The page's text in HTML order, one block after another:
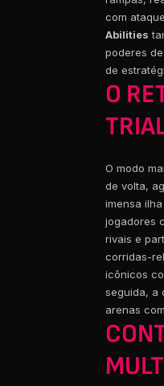
com
Abilities
poderes
de
O
O modo
de volta,
imensa
jogadores
rivais e
corridas-
icônicos
seguida, a
arenas